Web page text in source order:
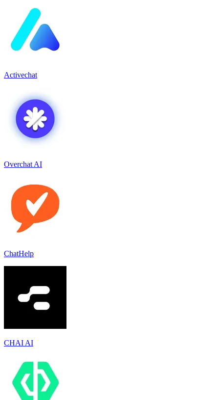
Activechat
Overchat AI
ChatHelp
CHAI AI